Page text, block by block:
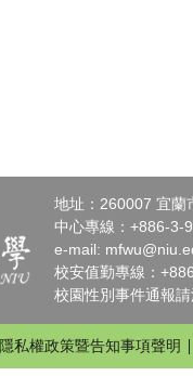
地址：260007 宜蘭
中心專線：+886-3-
e-mail:
校安值勤專線：
校園性別事件通報
隱私權政策暨告知事項聲明